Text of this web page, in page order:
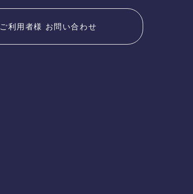
ご利用者様 お問い合わせ